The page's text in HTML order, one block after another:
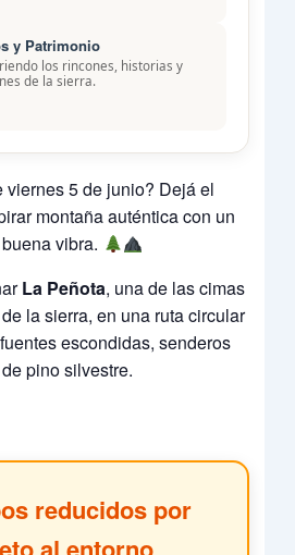
y Patrimonio
los rincones, historias y
de la sierra.
viernes 5 de junio? Dejá el
montaña auténtica con un
vibra.
La Peñota, una de las cimas
la sierra, en una ruta circular
escondidas, senderos
pino silvestre.
reducidos por